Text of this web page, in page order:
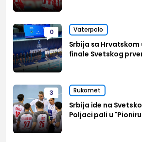
0 Vaterpolo
Srbija sa Hrvatskom
finale Svetskog
3 Rukomet
Srbija ide na
Poljaci pali u